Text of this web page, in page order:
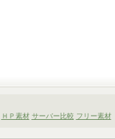
ＨＰ素材 サーバー比較 フリー素材